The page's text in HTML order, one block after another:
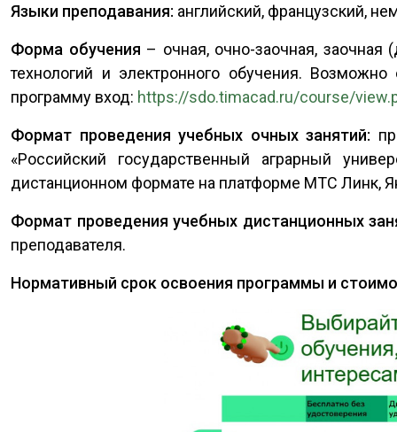
Языки преподавания: английский, французский,
Форма обучения – очная, очно-заочная,
технологий и электронного обучения.
программу вход: https://sdo.timacad.ru/course/
Формат проведения учебных очных занятий:
«Российский государственный аграрный
дистанционном формате на платформе МТС Линк,
Формат проведения учебных дистанционных
преподавателя.
Нормативный срок освоения программы и